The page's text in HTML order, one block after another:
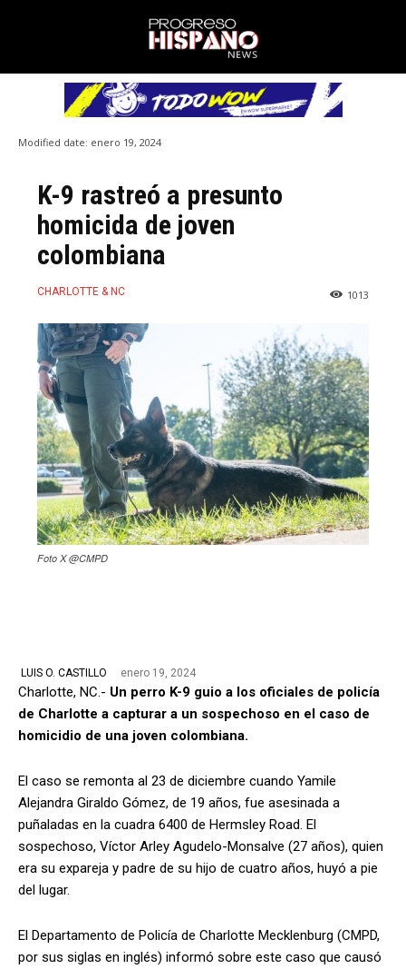
Modified date: enero 19, 2024
K-9 rastreó a presunto
homicida de joven
colombiana
CHARLOTTE & NC 1013
Foto X @CMPD
LUIS O. CASTILLO enero 19, 2024
Charlotte, NC.- Un perro K-9 guio a los oficiales de policía
de Charlotte a capturar a un sospechoso en el caso de
homicidio de una joven colombiana.
El caso se remonta al 23 de diciembre cuando Yamile
Alejandra Giraldo Gómez, de 19 años, fue asesinada a
puñaladas en la cuadra 6400 de Hermsley Road. El
sospechoso, Víctor Arley Agudelo-Monsalve (27 años), quien
era su expareja y padre de su hijo de cuatro años, huyó a pie
del lugar.
El Departamento de Policía de Charlotte Mecklenburg (CMPD,
por sus siglas en inglés) informó sobre este caso que causó